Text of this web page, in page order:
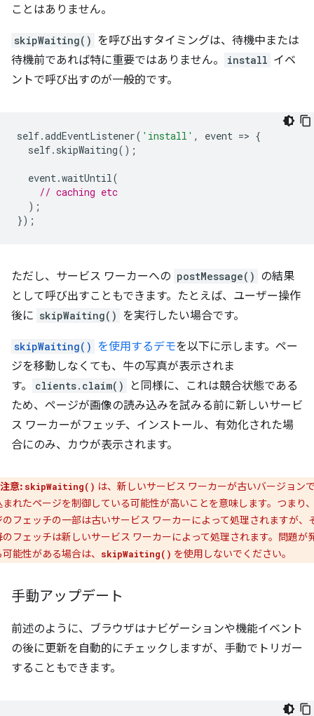
ことはありません。
skipWaiting() を呼び出すタイミングは、待機中または
待機前であれば特に重要ではありません。
install イベ
ントで呼び出すのが一般的です。
self.addEventListener( 'install' , event => {
self. skipWaiting();
event .waitUntil (
// caching etc
);
});
ただし、サービス ワーカーへの postMessage() の結果
として呼び出すこともできます。たとえば、ユーザー操作
後に skipWaiting() を実行したい場合です。
skipWaiting() を使用するデモを以下に示します。ペー
ジを移動しなくても、牛の写真が表示されま
す。
clients.claim()
と同様に、これは競合状態である
ため、ページが画像の読み込みを試みる前に新しいサービ
ス ワーカーがフェッチ、インストール、有効化された場
合にのみ、カウが表示されます。
注意: skipWaiting() は、新しいサービス ワーカーが古いバージョン
まれたページを制御している可能性が高いことを意味します。つまり
のフェッチの一部は古いサービス ワーカーによって処理されますが、
のフェッチは新しいサービス ワーカーによって処理されます。問題が
能性がある場合は、
skipWaiting() を使用しないでください。
手動アップデート
前述のように、ブラウザはナビゲーションや機能イベント
の後に更新を自動的にチェックしますが、手動でトリガー
することもできます。